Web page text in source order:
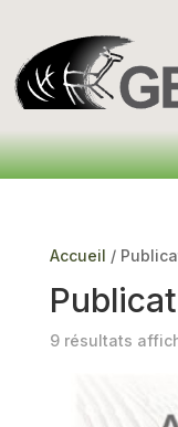
Accueil /
9 résultats